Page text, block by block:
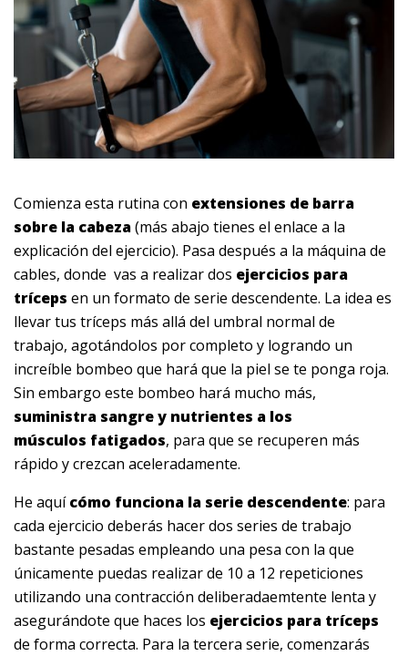
Comienza esta rutina con extensiones de barra
sobre la cabeza(más abajo tienes el enlace a la
explicación del ejercicio). Pasa después a la máquina de
cables, donde vas a realizar dos ejercicios para
tríceps en un formato de serie descendente. La idea es
llevar tus tríceps más allá del umbral normal de
trabajo, agotándolos por completo y logrando un
increíble bombeo que hará que la piel se te ponga roja.
Sin embargo este bombeo hará mucho más,
suministra sangre y nutrientes a los
músculos fatigados, para que se recuperen más
rápido y crezcan aceleradamente.
He aquícómo funciona la serie descendente: para
cada ejercicio deberás hacer dos series de trabajo
bastante pesadas empleando una pesa con la que
únicamente puedas realizar de 10 a 12 repeticiones
utilizando una contracción deliberadaemtente lenta y
asegurándote que haces los ejercicios para tríceps
de forma correcta. Para la tercera serie, comenzarás